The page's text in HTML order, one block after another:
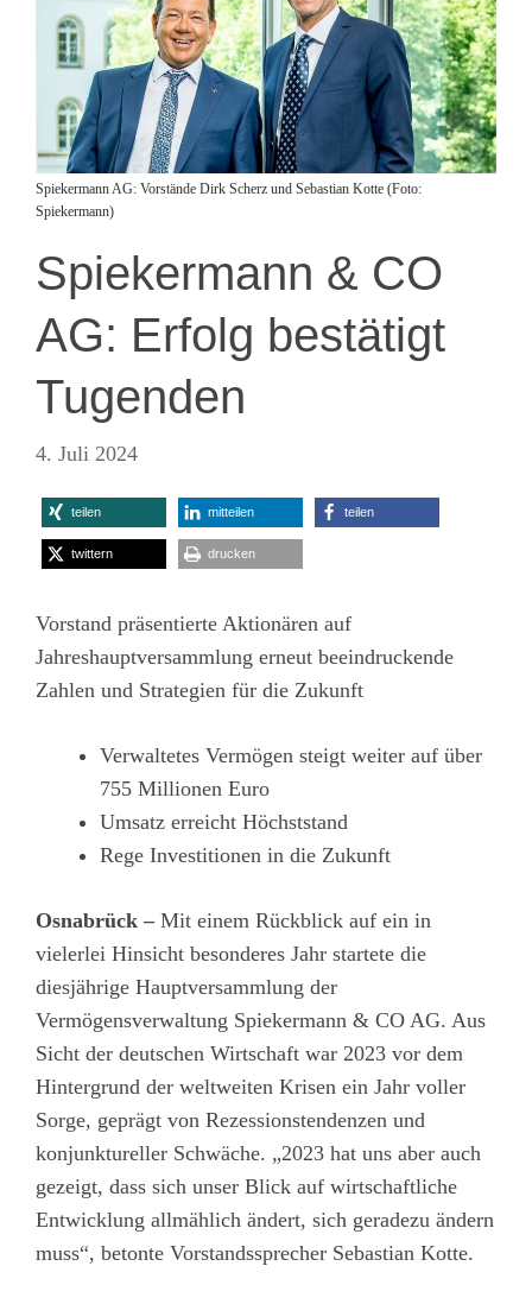
Spiekermann AG: Vorstände Dirk Scherz und Sebastian Kotte (Foto:
Spiekermann)
Spiekermann & CO
AG: Erfolg bestätigt
Tugenden
4. Juli 2024
teilen mitteilen teilen
twittern drucken
Vorstand präsentierte Aktionären auf
Jahreshauptversammlung erneut beeindruckende
Zahlen und Strategien für die Zukunft
Verwaltetes Vermögen steigt weiter auf über
755 Millionen Euro
Umsatz erreicht Höchststand
Rege Investitionen in die Zukunft
Osnabrück – Mit einem Rückblick auf ein in
vielerlei Hinsicht besonderes Jahr startete die
diesjährige Hauptversammlung der
Vermögensverwaltung Spiekermann & CO AG. Aus
Sicht der deutschen Wirtschaft war 2023 vor dem
Hintergrund der weltweiten Krisen ein Jahr voller
Sorge, geprägt von Rezessionstendenzen und
konjunktureller Schwäche. „2023 hat uns aber auch
gezeigt, dass sich unser Blick auf wirtschaftliche
Entwicklung allmählich ändert, sich geradezu ändern
muss“, betonte Vorstandssprecher Sebastian Kotte.